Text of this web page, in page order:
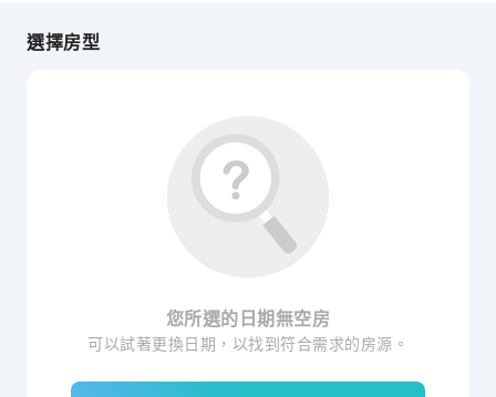
選擇房型
您所選的日期無空房
可以試著更換日期，以找到符合需求的房源。